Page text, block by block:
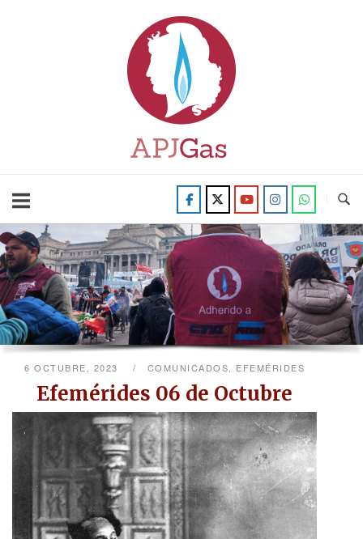
6 OCTUBRE, 2023 COMUNICADOS, EFEMÉRIDES
Efemérides 06 de Octubre